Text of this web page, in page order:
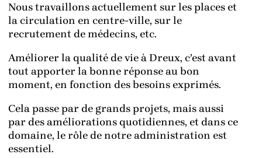
Nous travaillons actuellement sur les places et
la circulation en centre-ville, sur le
recrutement de médecins, etc.
Améliorer la qualité de vie à Dreux, c’est avant
tout apporter la bonne réponse au bon
moment, en fonction des besoins exprimés.
Cela passe par de grands projets, mais aussi
par des améliorations quotidiennes, et dans ce
domaine, le rôle de notre administration est
essentiel.